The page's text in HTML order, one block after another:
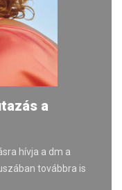
a
hívja a dm a
továbbra is